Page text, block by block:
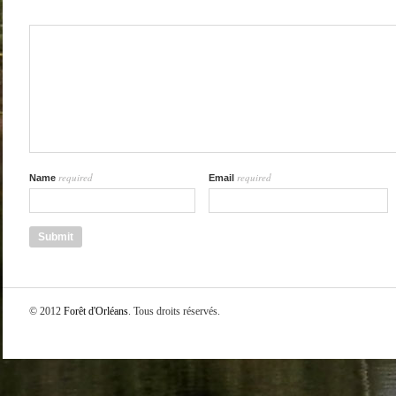
Name required Email required
© 2012 Forêt d'Orléans. Tous droits réservés.